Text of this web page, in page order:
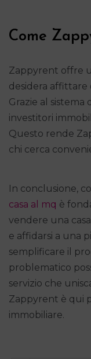
Come
Zappyrent offre
desidera affittare
Grazie al sistema
investitori
Questo rende
chi cerca
In conclusione,
casa al mq è
vendere una
e affidarsi a una
semplificare il
problematico
servizio che
Zappyrent è qui
immobiliare.